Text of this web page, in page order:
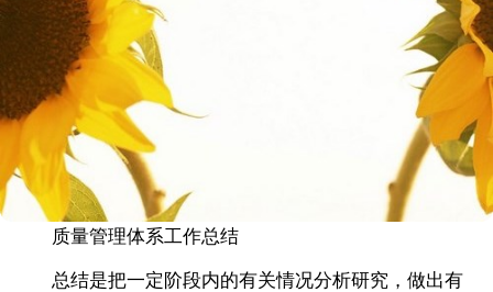
质量管理体系工作总结
总结是把一定阶段内的有关情况分析研究，做出有